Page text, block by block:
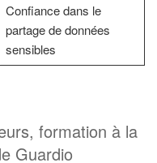
Confiance dans le
partage de données
sensibles
formation à la
Guardio